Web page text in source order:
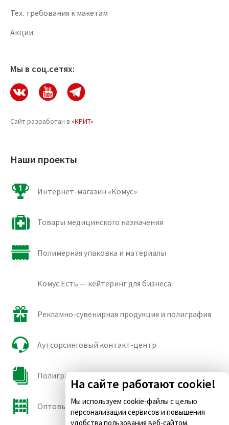
Тех. требования к макетам
Акции
Мы в соц.сетях:
Сайт разработан в «КРИТ»
Наши проекты
Интернет-магазин «Комус»
Товары медицинского назначения
Полимерная упаковка и материалы
Комус.Есть — кейтеринг для бизнеса
Рекламно-сувенирная продукция и полиграфия
Аутсорсинговый контакт-центр
Полиграфические сорта бумаги и картона
Оптовые продажи
На сайте работают cookie!
Мы используем cookie-файлы с целью
персонализации сервисов и повышения
удобства пользования веб-сайтом.